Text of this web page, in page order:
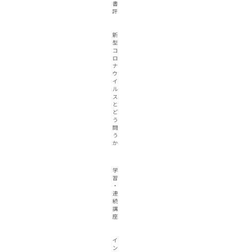
書
評
新
型
コ
ロ
ナ
ウ
イ
ル
ス
と
ど
う
闘
う
か
学
習
・
連
続
講
座
イ
ン